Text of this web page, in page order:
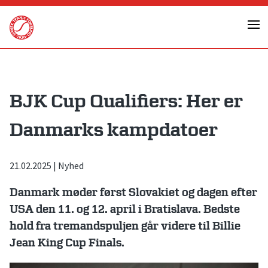
Skip
content
BJK Cup Qualifiers: Her er
Danmarks kampdatoer
21.02.2025 | Nyhed
Danmark møder først Slovakiet og dagen efter
USA den 11. og 12. april i Bratislava. Bedste
hold fra tremandspuljen går videre til Billie
Jean King Cup Finals.